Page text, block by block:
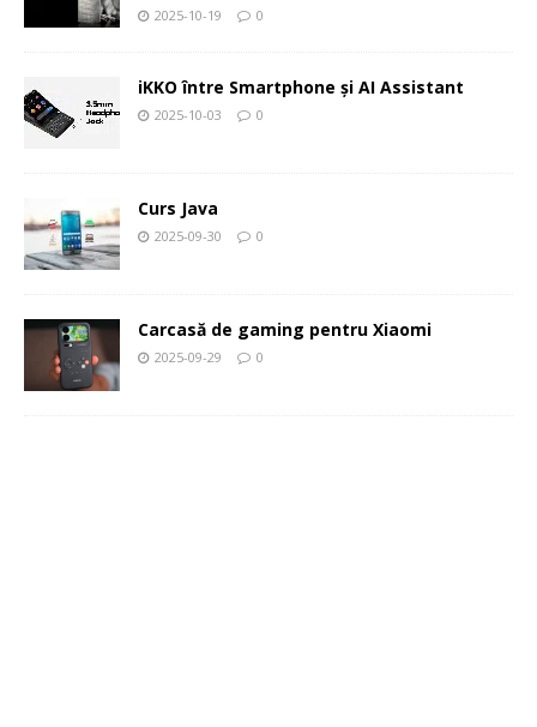
2025-10-19 0
iKKO între Smartphone și AI Assistant
2025-10-03 0
Curs Java
2025-09-30 0
Carcasă de gaming pentru Xiaomi
2025-09-29 0